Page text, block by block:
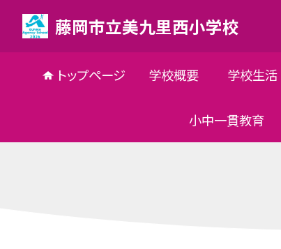
藤岡市立美九里西小学校
トップページ 学校概要 学校生活
小中一貫教育